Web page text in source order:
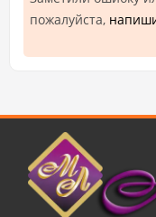
пожалуйста,